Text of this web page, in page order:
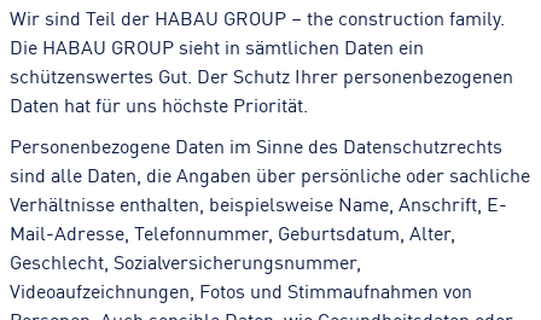
Wir sind Teil der HABAU GROUP – the construction family.
Die HABAU GROUP sieht in sämtlichen Daten ein
schützenswertes Gut. Der Schutz Ihrer personenbezogenen
Daten hat für uns höchste Priorität.
Personenbezogene Daten im Sinne des Datenschutzrechts
sind alle Daten, die Angaben über persönliche oder sachliche
Verhältnisse enthalten, beispielsweise Name, Anschrift, E-
Mail-Adresse, Telefonnummer, Geburtsdatum, Alter,
Geschlecht, Sozialversicherungsnummer,
Videoaufzeichnungen, Fotos und Stimmaufnahmen von